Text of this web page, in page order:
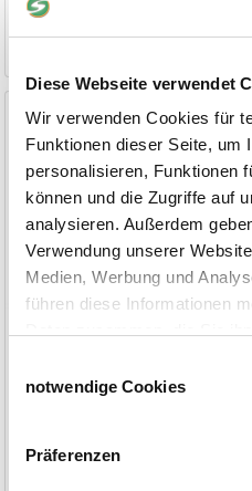
Diese Webseite verwendet
Wir verwenden Cookies für
Funktionen dieser Seite, um
personalisieren, Funktionen
können und die Zugriffe auf
analysieren. Außerdem
Verwendung unserer
Medien, Werbung und
führen diese Informationen
haben.
notwendige Cookies
Präferenzen
1-2 Werktage
PE Kunststoff Winkel 90°
Für PE Rohre, 1/2", 3/4" oder 1"
1 Stück